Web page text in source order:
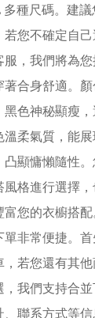
種尺碼。建
若您不確定自
服，我們將為您
著合身舒適。​
黑色神秘顯瘦
溫柔氣質，能
凸顯慵懶隨性
風格進行選擇
富您的衣櫥搭配
單非常便捷。
，若您還有其他
，我們支持合
、聯系方式等